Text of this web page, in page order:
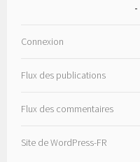
Connexion
Flux des publications
Flux des commentaires
Site de WordPress-FR